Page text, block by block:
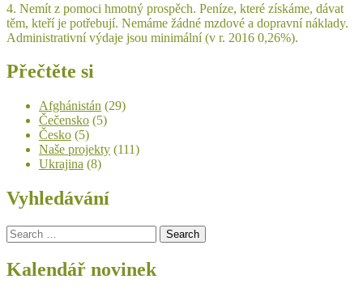
4. Nemít z pomoci hmotný prospěch. Peníze, které získáme, dávat
těm, kteří je potřebují. Nemáme žádné mzdové a dopravní náklady.
Administrativní výdaje jsou minimální (v r. 2016 0,26%).
Přečtěte si
Afghánistán (29)
Čečensko (5)
Česko (5)
Naše projekty (111)
Ukrajina (8)
Vyhledávání
Search
for:
Kalendář novinek